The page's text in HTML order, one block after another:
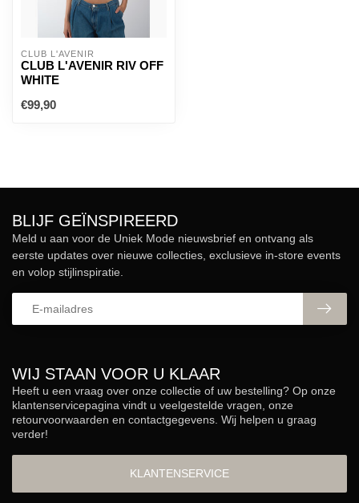
CLUB L'AVENIR
CLUB L'AVENIR RIV OFF
WHITE
€99,90
WIJ STAAN VOOR U KLAAR
Heeft u een vraag over onze collectie of uw bestelling? Op onze
klantenservicepagina vindt u veelgestelde vragen, onze
retourvoorwaarden en contactgegevens. Wij helpen u graag
verder!
KLANTENSERVICE
BLIJF GEÏNSPIREERD
Meld u aan voor de Uniek Mode nieuwsbrief en ontvang als
eerste updates over nieuwe collecties, exclusieve in-store events
en volop stijlinspiratie.